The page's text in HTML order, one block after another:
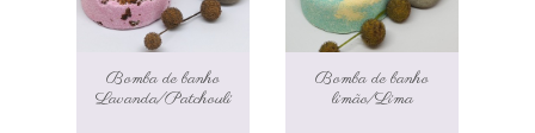
Bomba de banho
Lavanda/Patchouli
Bomba de banho
limão/Lima